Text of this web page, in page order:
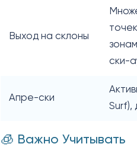
Выход на склоны
ски-
Апре-ски
Surf),
🧊 Важно Учитывать